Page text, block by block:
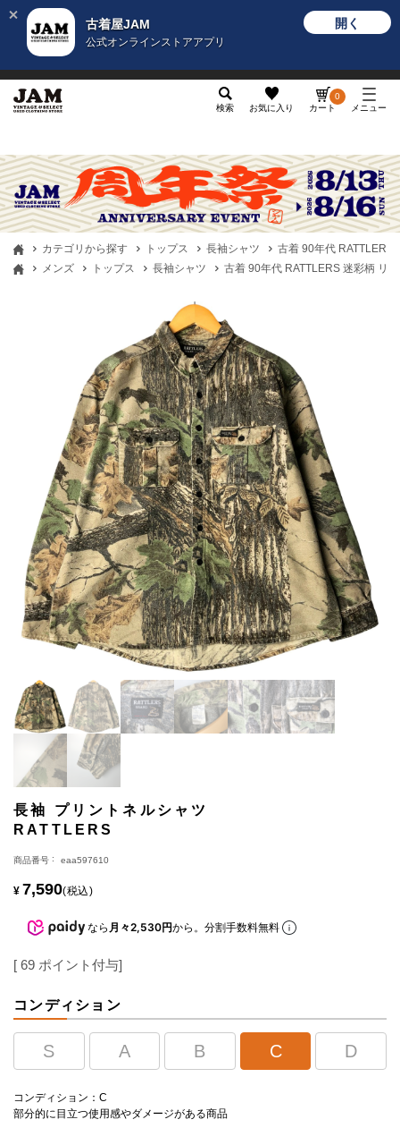
古着屋JAM
公式オンラインストアアプリ
開く
検索 お気に入り カート
0
メニュー
カテゴリから探す トップス 長袖シャツ
古着 90年代 RATTLERS
メンズ
トップス 長袖シャツ 古着 90年代 RATTLERS 迷彩柄 リ
長袖 プリントネルシャツ
RATTLERS
商品番号 eaa597610
¥ 7,590 税込
なら 月々2,530円から。分割手数料無料
[ 69 ポイント付与]
コンディション
S A B C D
コンディション：C
部分的に目立つ使用感やダメージがある商品